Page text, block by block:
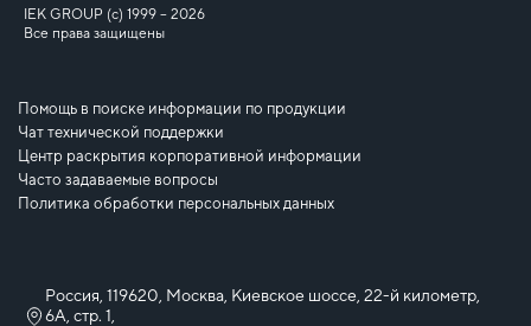
IEK GROUP (c) 1999 – 2026
Все права защищены
Помощь в поиске информации по продукции
Чат технической поддержки
Центр раскрытия корпоративной информации
Часто задаваемые вопросы
Политика обработки персональных данных
Россия, 119620, Москва, Киевское шоссе, 22-й километр,
6А, стр. 1,